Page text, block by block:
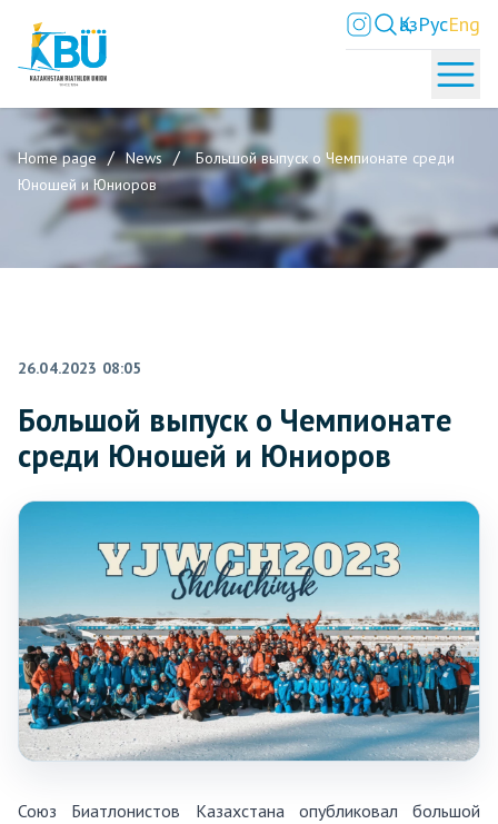
ҚазРусEng
Home page News
Большой выпуск о Чемпионате среди
Юношей и Юниоров
26.04.2023 08:05
Большой выпуск о Чемпионате
среди Юношей и Юниоров
Союз Биатлонистов Казахстана опубликовал большой